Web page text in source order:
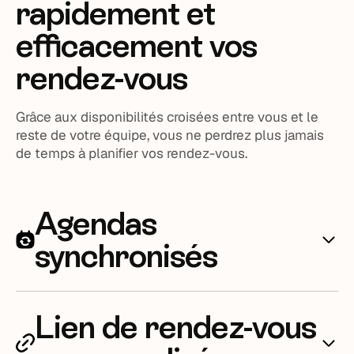
rapidement et
efficacement vos
rendez-vous
Grâce aux disponibilités croisées entre vous et le
reste de votre équipe, vous ne perdrez plus jamais
de temps à planifier vos rendez-vous.
Agendas
synchronisés
commune avec vos collaborateurs lorsque vous
planifiez un rendez-vous.
Lien de rendez-vous